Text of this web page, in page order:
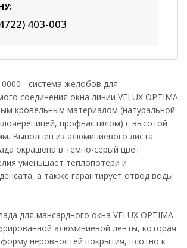
403-003
- система желобов для
соединения окна линии VELUX OPTIMA
кровельным материалом (натуральной
профнастилом) с высотой
Выполнен из алюминиевого листа.
окрашена в темно-серый цвет.
уменьшает теплопотери и
а также гарантирует отвод воды
для мансардного окна VELUX OPTIMA
алюминиевой ленты, которая
неровностей покрытия, плотно к